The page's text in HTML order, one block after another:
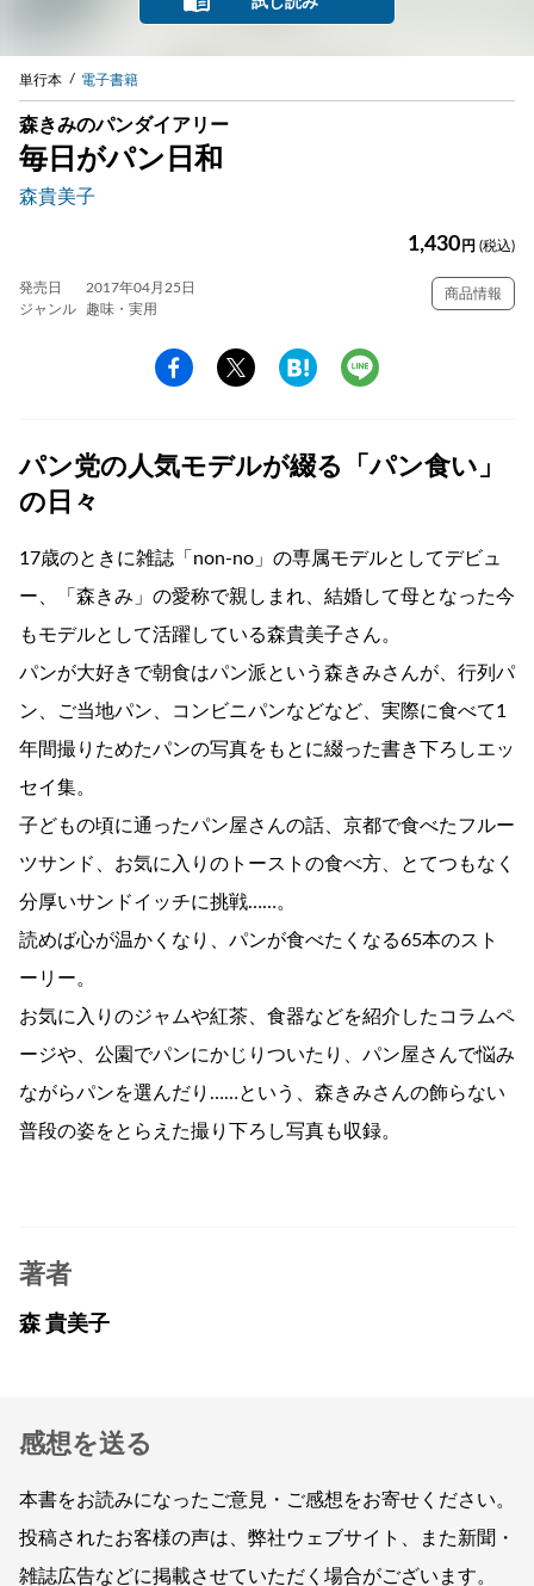
単行本 電子書籍
森きみのパンダイアリー
毎日がパン日和
森貴美子
1,430 円 (税込)
発売日
2017年04月25日
ジャンル
趣味・実用
商品情報
パン党の人気モデルが綴る「パン食い」
の日々
17歳のときに雑誌「non-no」の専属モデルとしてデビュ
ー、「森きみ」の愛称で親しまれ、結婚して母となった今
もモデルとして活躍している森貴美子さん。
パンが大好きで朝食はパン派という森きみさんが、行列パ
ン、ご当地パン、コンビニパンなどなど、実際に食べて1
年間撮りためたパンの写真をもとに綴った書き下ろしエッ
セイ集。
子どもの頃に通ったパン屋さんの話、京都で食べたフルー
ツサンド、お気に入りのトーストの食べ方、とてつもなく
分厚いサンドイッチに挑戦……。
読めば心が温かくなり、パンが食べたくなる65本のスト
ーリー。
お気に入りのジャムや紅茶、食器などを紹介したコラムペ
ージや、公園でパンにかじりついたり、パン屋さんで悩み
ながらパンを選んだり……という、森きみさんの飾らない
普段の姿をとらえた撮り下ろし写真も収録。
著者
森 貴美子
感想を送る
本書をお読みになったご意見・ご感想をお寄せください。
投稿されたお客様の声は、弊社ウェブサイト、また新聞・
雑誌広告などに掲載させていただく場合がございます。